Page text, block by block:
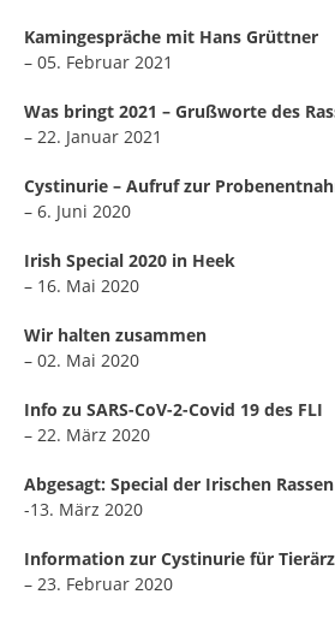
Kamingespräche mit Hans Grüttner
– 05. Februar 2021
Was bringt 2021 – Grußworte des
– 22. Januar 2021
Cystinurie – Aufruf zur
– 6. Juni 2020
Irish Special 2020 in Heek
– 16. Mai 2020
Wir halten zusammen
– 02. Mai 2020
Info zu SARS-CoV-2-Covid 19 des FLI
– 22. März 2020
Abgesagt: Special der Irischen Rassen
-13. März 2020
Information zur Cystinurie für
– 23. Februar 2020